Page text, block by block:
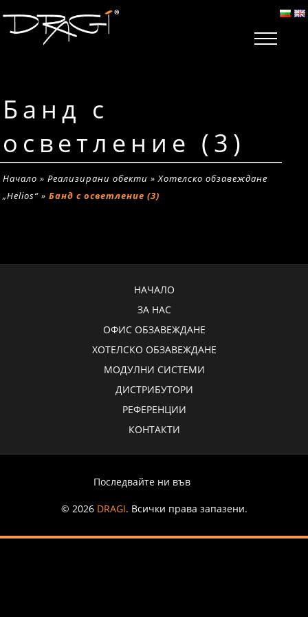
Банд с
осветление (3)
Начало »Реализирани обекти »Хотелско обзавеждане
„Helios“ »Банд с осветление (3)
НАЧАЛО
ЗА НАС
ОФИС ОБЗАВЕЖДАНЕ
ХОТЕЛСКО ОБЗАВЕЖДАНЕ
МОДУЛНИ СИСТЕМИ
ДИСТРИБУТОРИ
РЕФЕРЕНЦИИ
КОНТАКТИ
Последвайте ни във
© 2026 DRAGI. Всички права запазени.